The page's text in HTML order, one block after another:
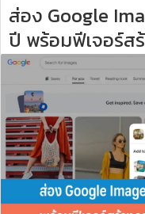
ส่อง Google
ปี พร้อมฟีเจอร์ส